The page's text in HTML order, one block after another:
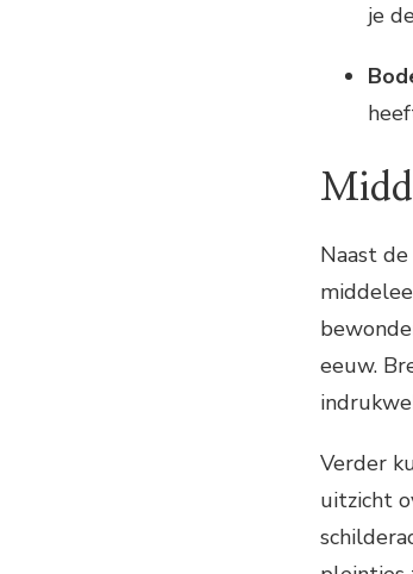
je
Naast
eeuw.
Verder
uitzicht